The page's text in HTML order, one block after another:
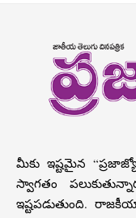
మీకు ఇష్టమైన
స్వాగతం
ఇష్టపడుతుంది.